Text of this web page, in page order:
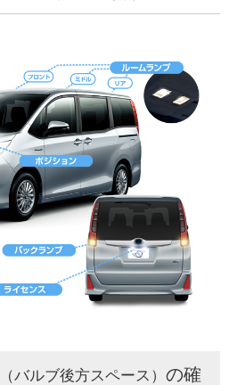
（バルブ後方スペース） の確